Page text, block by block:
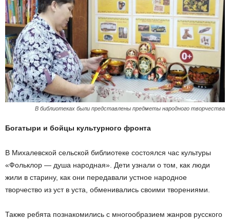
В библиотеках были представлены предметы народного творчества
Богатыри и бойцы культурного фронта
В Михалевской сельской библиотеке состоялся час культуры
«Фольклор — душа народная». Дети узнали о том, как люди
жили в старину, как они передавали устное народное
творчество из уст в уста, обменивались своими творениями.
Также ребята познакомились с многообразием жанров русского